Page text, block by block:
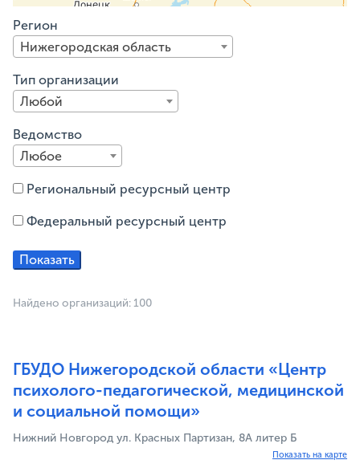
Регион
Нижегородская область
Тип организации
Любой
Ведомство
Любое
Региональный ресурсный центр
Федеральный ресурсный центр
Найдено организаций: 100
ГБУДО Нижегородской области «Центр
психолого-педагогической, медицинской
и социальной помощи»
Нижний Новгород ул. Красных Партизан, 8А литер Б
Показать на карте